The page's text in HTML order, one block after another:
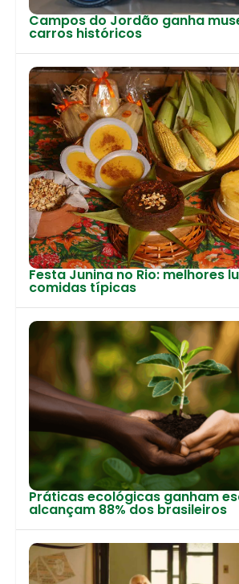
Campos do Jordão ganha
carros históricos
Festa Junina no Rio: melhores
comidas típicas
Práticas ecológicas ganham
alcançam 88% dos brasileiros